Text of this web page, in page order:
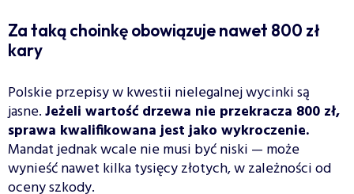
Za taką choinkę obowiązuje nawet 800 zł
kary
Polskie przepisy w kwestii nielegalnej wycinki są
jasne.Jeżeli wartość drzewa nie przekracza 800 zł,
sprawa kwalifikowana jest jako wykroczenie.
Mandat jednak wcale nie musi być niski — może
wynieść nawet kilka tysięcy złotych, w zależności od
oceny szkody.